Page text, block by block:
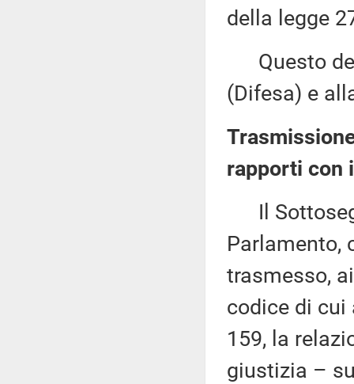
della legge
Questo
(Difesa) e
rapporti con
Il
Parlamento,
trasmesso,
codice di cui
159, la
giustizia –